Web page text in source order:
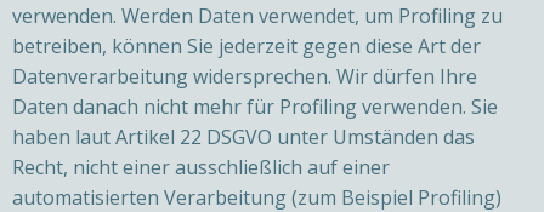
verwenden. Werden Daten verwendet, um Profiling zu
betreiben, können Sie jederzeit gegen diese Art der
Datenverarbeitung widersprechen. Wir dürfen Ihre
Daten danach nicht mehr für Profiling verwenden. Sie
haben laut Artikel 22 DSGVO unter Umständen das
Recht, nicht einer ausschließlich auf einer
automatisierten Verarbeitung (zum Beispiel Profiling)